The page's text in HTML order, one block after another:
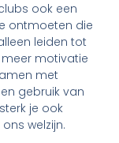
ook een
ontmoeten die
leiden tot
motivatie
met
gebruik van
je ook
welzijn.